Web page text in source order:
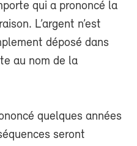
qui a prononcé la
L’argent n’est
déposé dans
au nom de la
quelques années
seront